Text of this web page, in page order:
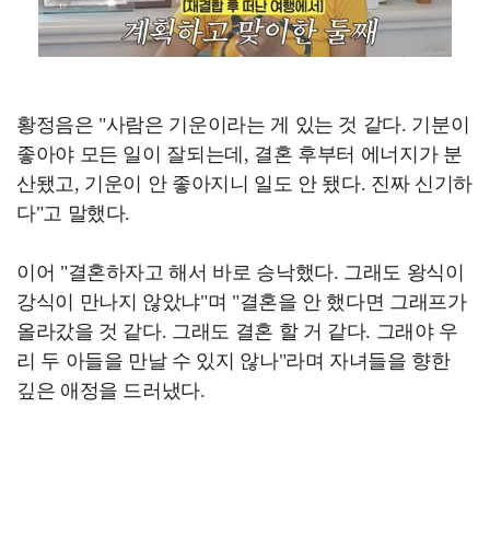
황정음은 "사람은 기운이라는 게 있는 것 같다. 기분이
좋아야 모든 일이 잘되는데, 결혼 후부터 에너지가 분
산됐고, 기운이 안 좋아지니 일도 안 됐다. 진짜 신기하
다"고 말했다.
이어 "결혼하자고 해서 바로 승낙했다. 그래도 왕식이
강식이 만나지 않았냐"며 "결혼을 안 했다면 그래프가
올라갔을 것 같다. 그래도 결혼 할 거 같다. 그래야 우
리 두 아들을 만날 수 있지 않나"라며 자녀들을 향한
깊은 애정을 드러냈다.